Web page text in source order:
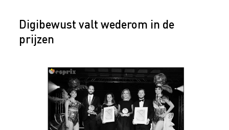
Digibewust valt wederom in de
prijzen